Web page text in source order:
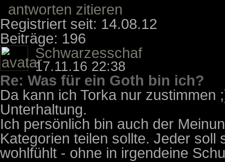
antworten zitieren
Registriert seit: 14.08.12
Beiträge: 196
Schwarzesschaf
17.11.16 22:38
Re: Was für ein Goth bin ich?
Da kann ich Torka nur
Unterhaltung.
Ich persönlich bin auch der
Kategorien teilen sollte. Jeder
wohlfühlt - ohne in irgendeine